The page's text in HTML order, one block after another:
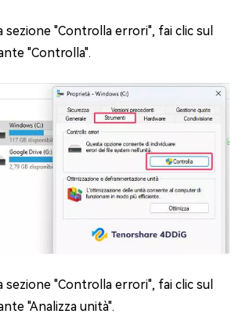
sezione "Controlla errori", fai clic sul
"Controlla".
sezione "Controlla errori", fai clic sul
"Analizza unità".